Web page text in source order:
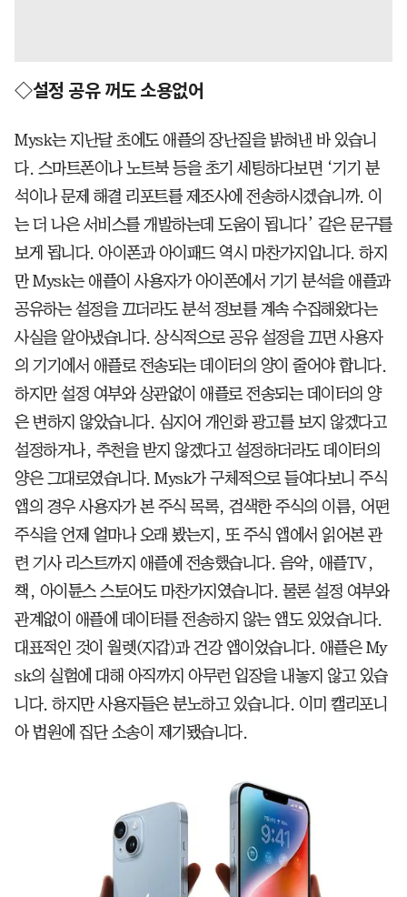
◇설정 공유 꺼도 소용없어
Mysk는 지난달 초에도 애플의 장난질을 밝혀낸 바 있습니
다. 스마트폰이나 노트북 등을 초기 세팅하다보면 ‘기기 분
석이나 문제 해결 리포트를 제조사에 전송하시겠습니까. 이
는 더 나은 서비스를 개발하는데 도움이 됩니다’ 같은 문구를
보게 됩니다. 아이폰과 아이패드 역시 마찬가지입니다. 하지
만 Mysk는 애플이 사용자가 아이폰에서 기기 분석을 애플과
공유하는 설정을 끄더라도 분석 정보를 계속 수집해왔다는
사실을 알아냈습니다. 상식적으로 공유 설정을 끄면 사용자
의 기기에서 애플로 전송되는 데이터의 양이 줄어야 합니다.
하지만 설정 여부와 상관없이 애플로 전송되는 데이터의 양
은 변하지 않았습니다. 심지어 개인화 광고를 보지 않겠다고
설정하거나, 추천을 받지 않겠다고 설정하더라도 데이터의
양은 그대로였습니다. Mysk가 구체적으로 들여다보니 주식
앱의 경우 사용자가 본 주식 목록, 검색한 주식의 이름, 어떤
주식을 언제 얼마나 오래 봤는지, 또 주식 앱에서 읽어본 관
련 기사 리스트까지 애플에 전송했습니다. 음악, 애플TV,
책, 아이튠스 스토어도 마찬가지였습니다. 물론 설정 여부와
관계없이 애플에 데이터를 전송하지 않는 앱도 있었습니다.
대표적인 것이 월렛(지갑)과 건강 앱이었습니다. 애플은 My
sk의 실험에 대해 아직까지 아무런 입장을 내놓지 않고 있습
니다. 하지만 사용자들은 분노하고 있습니다. 이미 캘리포니
아 법원에 집단 소송이 제기됐습니다.